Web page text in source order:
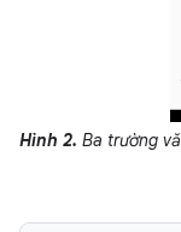
Hình 2. Ba trường